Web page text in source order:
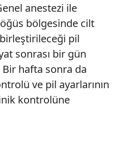
anestezi ile
bölgesinde cilt
pil
sonrası bir gün
Bir hafta sonra da
ve pil ayarlarının
kontrolüne